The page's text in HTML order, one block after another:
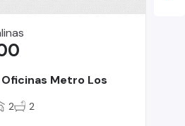
Metro Los
2 2